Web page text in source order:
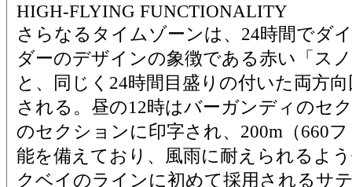
HIGH-FLYING FUNCTIONALITY
さらなるタイムゾーンは、24時間でダ
ダーのデザインの象徴である赤い「ス
と、同じく24時間目盛りの付いた両方
される。昼の12時はバーガンディのセ
のセクションに印字され、200m（660
能を備えており、風雨に耐えられるよ
クベイのラインに初めて採用されるサ